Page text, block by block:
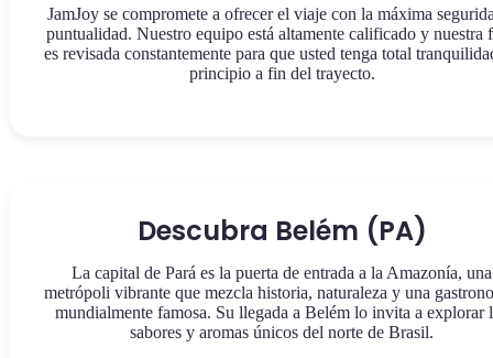
JamJoy se compromete a ofrecer el viaje con la máxima
puntualidad. Nuestro equipo está altamente calificado y nuestra
es revisada constantemente para que usted tenga total
principio a fin del trayecto.
Descubra Belém (PA)
La capital de Pará es la puerta de entrada a la Amazonía, una
metrópoli vibrante que mezcla historia, naturaleza y una
mundialmente famosa. Su llegada a Belém lo invita a explorar
sabores y aromas únicos del norte de Brasil.